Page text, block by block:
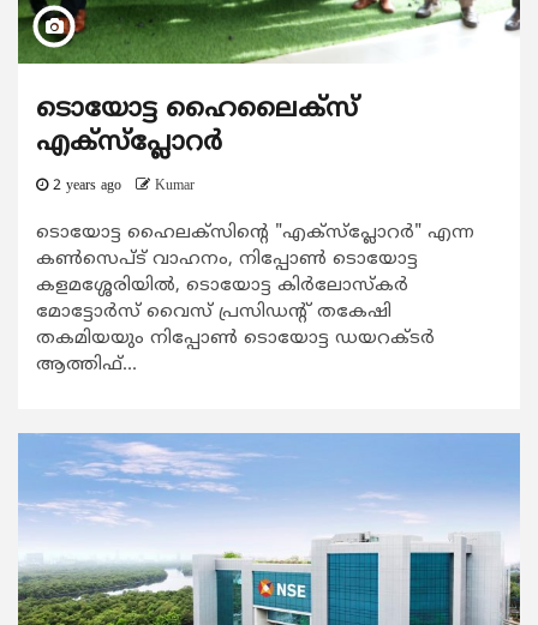
ടൊയോട്ട ഹൈലൈക്സ്
എക്സ്പ്ലോറർ
2 years ago Kumar
ടൊയോട്ട ഹൈലക്സിന്റെ "എക്സ്പ്ലോറർ" എന്ന
കൺസെപ്ട് വാഹനം, നിപ്പോൺ ടൊയോട്ട
കളമശ്ശേരിയിൽ, ടൊയോട്ട കിർലോസ്കർ
മോട്ടോർസ് വൈസ് പ്രസിഡന്റ്‌ തകേഷി
തകമിയയും നിപ്പോൺ ടൊയോട്ട ഡയറക്ടർ
ആത്തിഫ്...